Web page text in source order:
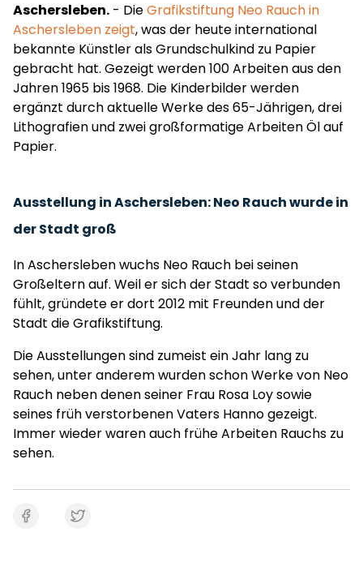
Aschersleben. - DieGrafikstiftung Neo Rauch in
Aschersleben zeigt, was der heute international
bekannte Künstler als Grundschulkind zu Papier
gebracht hat. Gezeigt werden 100 Arbeiten aus den
Jahren 1965 bis 1968. Die Kinderbilder werden
ergänzt durch aktuelle Werke des 65-Jährigen, drei
Lithografien und zwei großformatige Arbeiten Öl auf
Papier.
Ausstellung in Aschersleben: Neo Rauch wurde in
der Stadt groß
In Aschersleben wuchs Neo Rauch bei seinen
Großeltern auf. Weil er sich der Stadt so verbunden
fühlt, gründete er dort 2012 mit Freunden und der
Stadt die Grafikstiftung.
Die Ausstellungen sind zumeist ein Jahr lang zu
sehen, unter anderem wurden schon Werke von Neo
Rauch neben denen seiner Frau Rosa Loy sowie
seines früh verstorbenen Vaters Hanno gezeigt.
Immer wieder waren auch frühe Arbeiten Rauchs zu
sehen.